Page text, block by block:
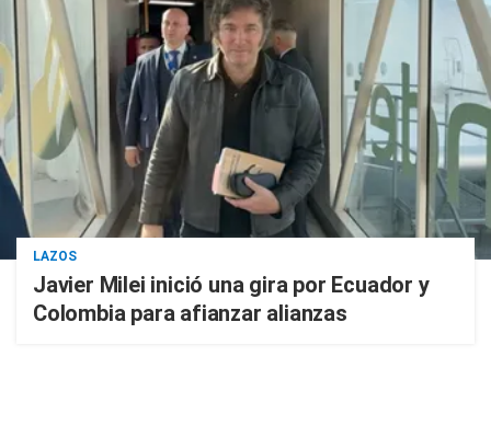
LAZOS
Javier Milei inició una gira por Ecuador y
Colombia para afianzar alianzas